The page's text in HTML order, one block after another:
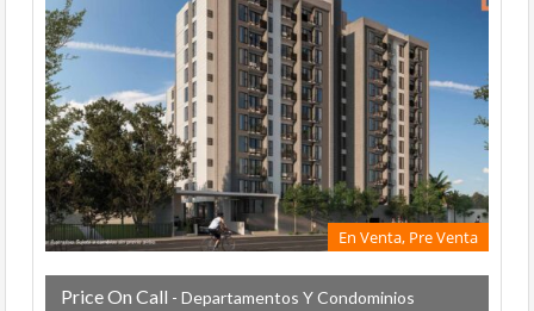
En Venta, Pre Venta
Price On Call - Departamentos Y Condominios